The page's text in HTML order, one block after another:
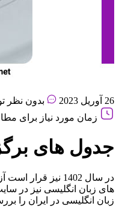
26 آوریل 2023 بدون نظر
زمان مورد نیاز برای مطالعه : 5
جدول های
در سال 1402
زبان انگلیسی در ایران را بررسی